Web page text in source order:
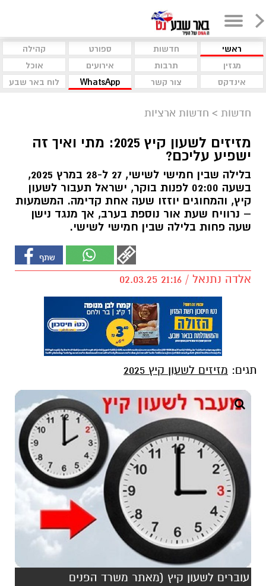
ראשי חדשות ספורט
קהילה
מגזין
תרבות אירועים
אוכל
אינדקס
צור קשר WhatsApp לוח באר שבע
חדשות > חדשות ארציות
מזיזים לשעון קיץ 2025: מתי ואיך זה
ישפיע עליכם?
בלילה שבין חמישי לשישי, 27 ל-28 במרץ 2025,
בשעה 02:00 לפנות בוקר, ישראל תעבור לשעון
קיץ, והמחוגים יוזזו שעה אחת קדימה. המשמעות
– נרוויח שעת אור נוספת בערב, אך מנגד נישן
שעה פחות בלילה שבין חמישי לשישי.
אלדה נתנאל / 21:16 02.03.25
תגים: מזיזים לשעון קיץ 2025
עוברים לשעון קיץ (מאתר משרד הפנים